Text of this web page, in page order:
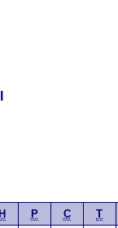
H P C T